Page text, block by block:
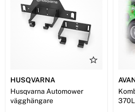
HUSQVARNA
Husqvarna Automower
vägghängare
370L